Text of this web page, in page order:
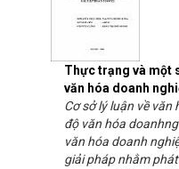
Thực trạng và một
văn hóa doanh
Cơ sở lý luận về văn
độ văn hóa
văn hóa doanh
giải pháp nhằm